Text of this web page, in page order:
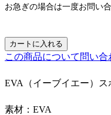
お急ぎの場合は一度お問い
カートに入れる
この商品について問い合
EVA（イーブイエー）
素材：EVA